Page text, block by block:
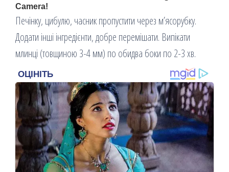
Печінку, цибулю, часник пропустити через м’ясорубку.
Додати інші інгредієнти, добре перемішати. Випікати
млинці (товщиною 3-4 мм) по обидва боки по 2-3 хв.